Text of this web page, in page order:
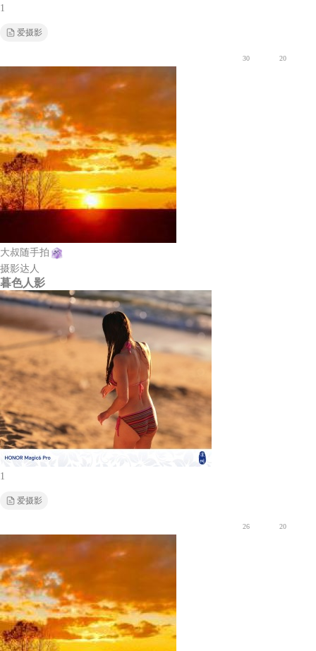
1
爱摄影
30 20
大叔随手拍
摄影达人
暮色人影
1
爱摄影
26 20